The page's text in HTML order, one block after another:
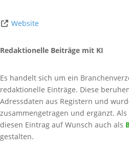
Website
Redaktionelle Beiträge mit KI
Es handelt sich um ein
redaktionelle Einträge. Diese
Adressdaten aus Registern und
zusammengetragen und ergänzt.
diesen Eintrag auf Wunsch auch als
gestalten.